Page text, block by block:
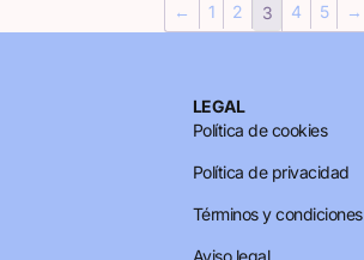
← 1 2 3 4 5 →
LEGAL
Política de cookies
Política de privacidad
Términos y condiciones